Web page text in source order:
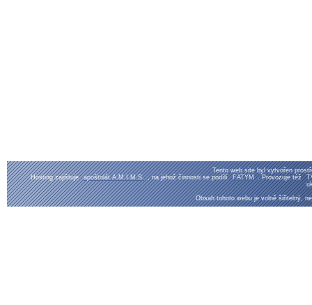
Tento web site byl vytvořen
Hosting zajištuje apoštolát A.M.I.M.S. , na jehož činnosti se podílí FATYM . Provozuje též
Obsah tohoto webu je volně šiřitelný,